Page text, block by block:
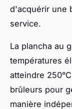
d'acquérir une
service.
La plancha au
températures
atteindre
brûleurs pour
manière